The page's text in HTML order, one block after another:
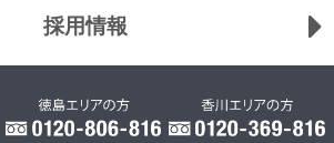
採用情報